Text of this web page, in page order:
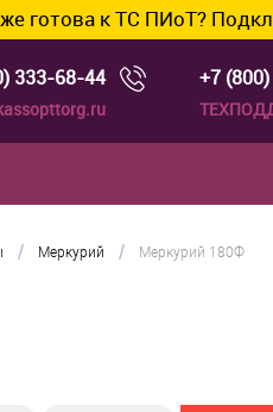
к ТС ПИоТ?
333-68-44 +7
/ Меркурий / Меркурий 180Ф